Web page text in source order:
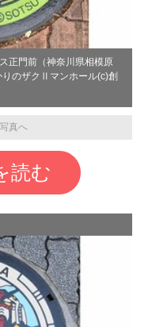
正門前（神奈川県相模原
のザクⅡマンホール(c)創
真へ
読む